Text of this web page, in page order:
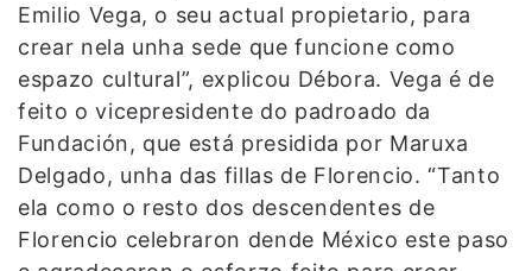
Emilio Vega, o seu actual propietario, para
crear nela unha sede que funcione como
espazo cultural”, explicou Débora. Vega é de
feito o vicepresidente do padroado da
Fundación, que está presidida por Maruxa
Delgado, unha das fillas de Florencio. “Tanto
ela como o resto dos descendentes de
Florencio celebraron dende México este paso